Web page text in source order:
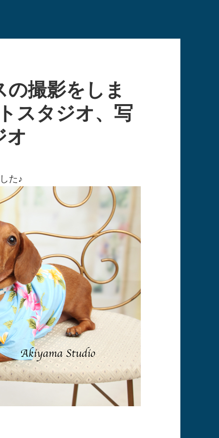
撮影をしま
スタジオ、写
オ
た♪